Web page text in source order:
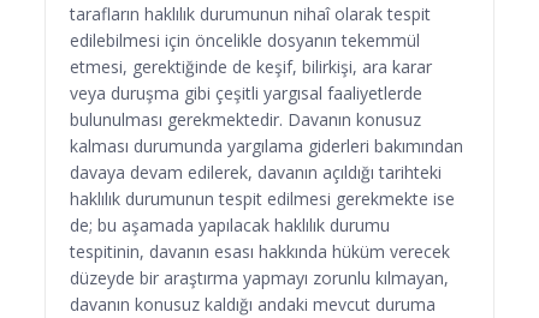
tarafların haklılık durumunun nihaî olarak tespit
edilebilmesi için öncelikle dosyanın tekemmül
etmesi, gerektiğinde de keşif, bilirkişi, ara karar
veya duruşma gibi çeşitli yargısal faaliyetlerde
bulunulması gerekmektedir. Davanın konusuz
kalması durumunda yargılama giderleri bakımından
davaya devam edilerek, davanın açıldığı tarihteki
haklılık durumunun tespit edilmesi gerekmekte ise
de; bu aşamada yapılacak haklılık durumu
tespitinin, davanın esası hakkında hüküm verecek
düzeyde bir araştırma yapmayı zorunlu kılmayan,
davanın konusuz kaldığı andaki mevcut duruma